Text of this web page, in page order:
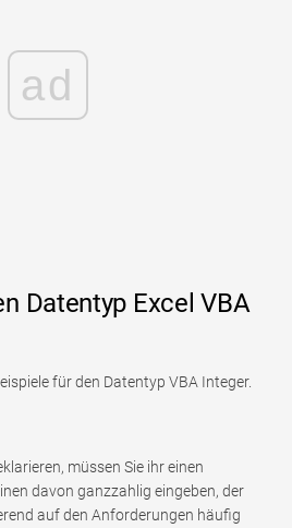
ad
Datentyp Excel VBA
für den Datentyp VBA Integer.
müssen Sie ihr einen
davon ganzzahlig eingeben, der
auf den Anforderungen häufig